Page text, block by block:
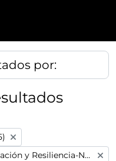
por:
Plan de Recuperación, Transformación y Resiliencia-Next GenerationEU